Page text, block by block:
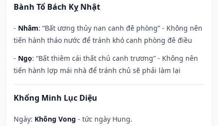
Bành Tổ Bách Kỵ Nhật
- Nhâm: “Bất ương thủy nan canh đê phòng” - Không nên
tiến hành tháo nước để tránh khó canh phòng đê điều
- Ngọ: “Bất thiêm cái thất chủ canh trương” - Không nên
tiến hành lợp mái nhà để tránh chủ sẽ phải làm lại
Khổng Minh Lục Diệu
Ngày: Không Vong - tức ngày Hung.